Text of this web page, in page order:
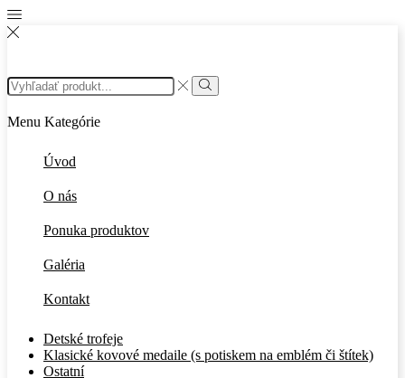
Search
input
Search
Menu Kategórie
Úvod
O nás
Ponuka produktov
Galéria
Kontakt
Detské trofeje
Klasické kovové medaile (s potiskem na emblém či štítek)
Ostatní